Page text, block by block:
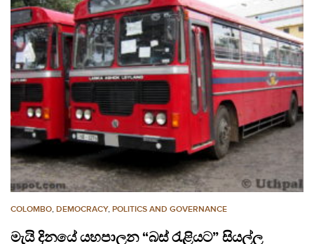
COLOMBO, DEMOCRACY, POLITICS AND GOVERNANCE
මැයි දිනයේ යහපාලන “බස් රැළියට” සියල්ල